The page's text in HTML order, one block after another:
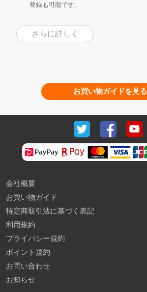
登録も可能です。
さらに詳しく
お買い物ガイドを見る
会社概要
お買い物ガイド
特定商取引法に基づく表記
利用規約
プライバシー規約
ポイント規約
お問い合わせ
お知らせ